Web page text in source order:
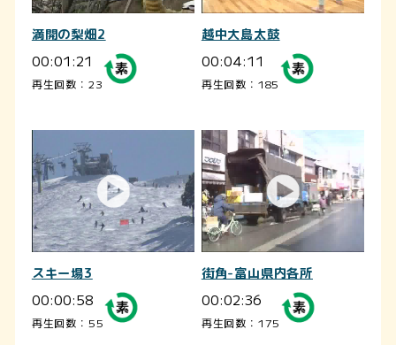
満開の梨畑2
00:01:21
再生回数：23
越中大島太鼓
00:04:11
再生回数：185
スキー場3
00:00:58
再生回数：55
街角-富山県内各所
00:02:36
再生回数：175